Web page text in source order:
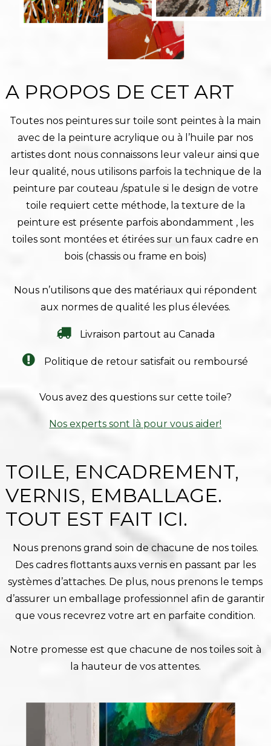
A PROPOS DE CET ART
Toutes nos peintures sur toile sont peintes à la main
avec de la peinture acrylique ou à l’huile par nos
artistes dont nous connaissons leur valeur ainsi que
leur qualité, nous utilisons parfois la technique de la
peinture par couteau /spatule si le design de votre
toile requiert cette méthode, la texture de la
peinture est présente parfois abondamment , les
toiles sont montées et étirées sur un faux cadre en
bois (chassis ou frame en bois)
Nous n’utilisons que des matériaux qui répondent
aux normes de qualité les plus élevées.
Livraison partout au Canada
Politique de retour satisfait ou remboursé
Vous avez des questions sur cette toile?
Nos experts sont là pour vous aider!
TOILE, ENCADREMENT,
VERNIS, EMBALLAGE.
TOUT EST FAIT ICI.
Nous prenons grand soin de chacune de nos toiles.
Des cadres flottants auxs vernis en passant par les
systèmes d’attaches. De plus, nous prenons le temps
d’assurer un emballage professionnel afin de garantir
que vous recevrez votre art en parfaite condition.
Notre promesse est que chacune de nos toiles soit à
la hauteur de vos attentes.